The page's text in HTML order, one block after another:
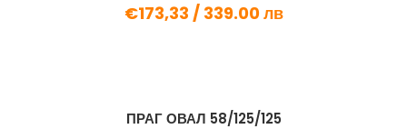
€173,33 / 339.00 лв
ПРАГ ОВАЛ 58/125/125